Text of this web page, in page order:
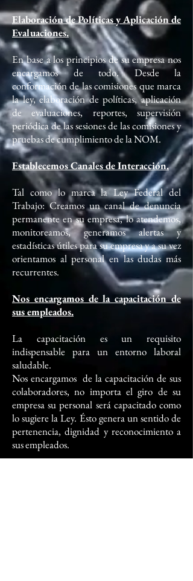
Elaboración de Políticas y Aplicación de
Evaluaciones.
En base a los principios de su empresa nos
encargamos de todo. Desde la
conformación de las comisiones que marca
la ley, elaboración de políticas, aplicación
de evaluaciones, reportes, supervisión
periódica de las sesiones de las comisiones y
pruebas de cumplimiento de la NOM.
Establecemos Canales de Interacción.
Tal como lo marca la Ley Federal del
Trabajo: Creamos un canal de denuncia
permanente en su empresa, lo atendemos,
monitoreamos, generamos alertas y
estadísticas útiles para su empresa y a su vez
orientamos al personal en las dudas más
recurrentes.
Nos encargamos de la capacitación de
sus empleados.
La capacitación es un requisito
indispensable para un entorno laboral
saludable.
Nos encargamos de la capacitación de sus
colaboradores, no importa el giro de su
empresa su personal será capacitado como
lo sugiere la Ley. Ésto genera un sentido de
pertenencia, dignidad y reconocimiento a
sus empleados.